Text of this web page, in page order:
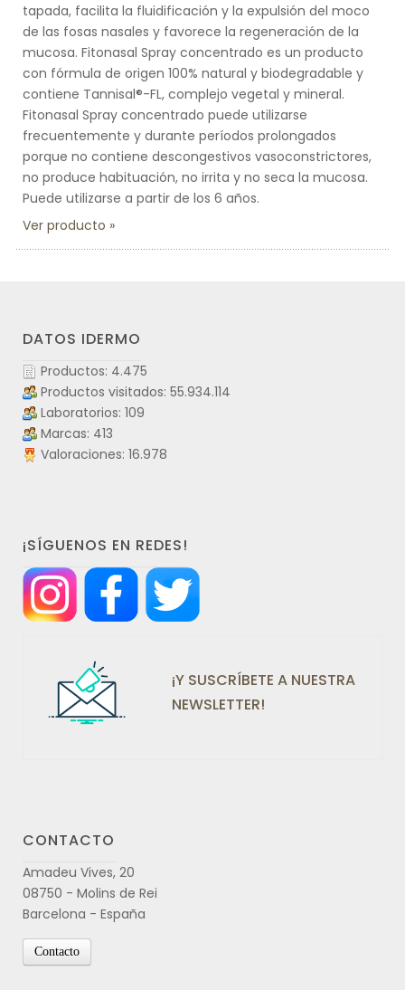
tapada, facilita la fluidificación y la expulsión del moco
de las fosas nasales y favorece la regeneración de la
mucosa. Fitonasal Spray concentrado es un producto
con fórmula de origen 100% natural y biodegradable y
contiene Tannisal®-FL, complejo vegetal y mineral.
Fitonasal Spray concentrado puede utilizarse
frecuentemente y durante períodos prolongados
porque no contiene descongestivos vasoconstrictores,
no produce habituación, no irrita y no seca la mucosa.
Puede utilizarse a partir de los 6 años.
Ver producto
DATOS IDERMO
Productos: 4.475
Productos visitados: 55.934.114
Laboratorios: 109
Marcas: 413
Valoraciones: 16.978
¡SÍGUENOS EN REDES!
¡Y SUSCRÍBETE A NUESTRA
NEWSLETTER!
CONTACTO
Amadeu Vives, 20
08750 - Molins de Rei
Barcelona - España
Contacto